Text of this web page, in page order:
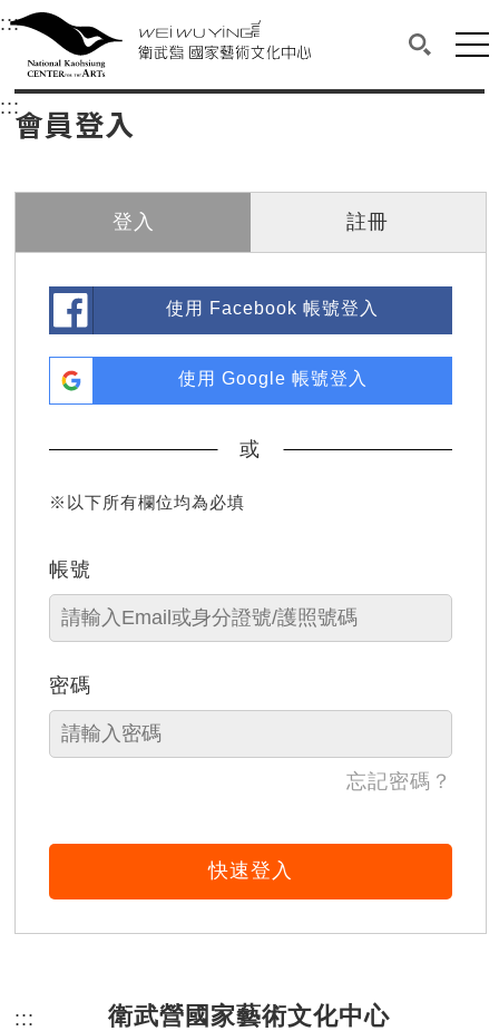
衛武營國家藝術文化中心
中央內容區塊，為本頁主要內容區。
:::選單連結區塊，此區塊列有本網站主要連結。
衛武營國家藝術文化中心
搜尋(開
網
::: 中央內容區塊，為本頁主要內容區。
會員登入
登入 註冊
使用 Facebook 帳號登入
使用 Google 帳號登入
或
※以下所有欄位均為必填
帳號
密碼
忘記密碼？
快速登入
::: 頁尾網站資訊。
衛武營國家藝術文化中心